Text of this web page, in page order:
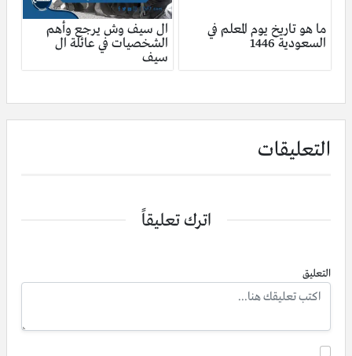
ما هو تاريخ يوم المعلم في
السعودية 1446
ال سيف وش يرجع وأهم
الشخصيات في عائلة ال
سيف
التعليقات
اترك تعليقاً
التعليق